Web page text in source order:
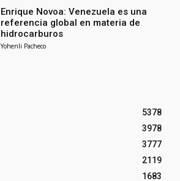
Enrique Novoa: Venezuela es una
referencia global en materia de
hidrocarburos
Yohenli Pacheco
5378
3978
3777
2119
1683